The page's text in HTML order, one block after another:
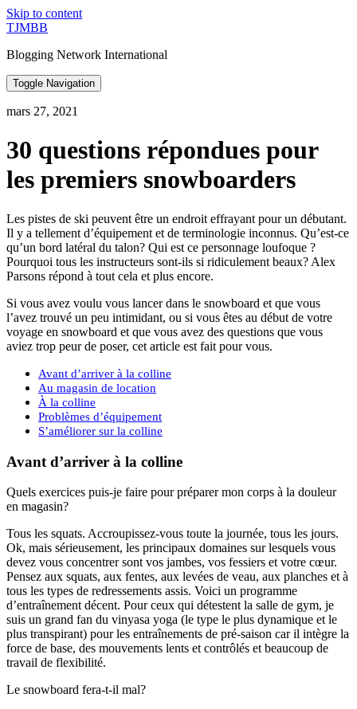
Skip to content
TJMBB
Blogging Network International
Toggle Navigation
mars 27, 2021
30 questions répondues pour
les premiers snowboarders
Les pistes de ski peuvent être un endroit effrayant pour un débutant.
Il y a tellement d’équipement et de terminologie inconnus. Qu’est-ce
qu’un bord latéral du talon? Qui est ce personnage loufoque ?
Pourquoi tous les instructeurs sont-ils si ridiculement beaux? Alex
Parsons répond à tout cela et plus encore.
Si vous avez voulu vous lancer dans le snowboard et que vous
l’avez trouvé un peu intimidant, ou si vous êtes au début de votre
voyage en snowboard et que vous avez des questions que vous
aviez trop peur de poser, cet article est fait pour vous.
Avant d’arriver à la colline
Au magasin de location
À la colline
Problèmes d’équipement
S’améliorer sur la colline
Avant d’arriver à la colline
Quels exercices puis-je faire pour préparer mon corps à la douleur
en magasin?
Tous les squats. Accroupissez-vous toute la journée, tous les jours.
Ok, mais sérieusement, les principaux domaines sur lesquels vous
devez vous concentrer sont vos jambes, vos fessiers et votre cœur.
Pensez aux squats, aux fentes, aux levées de veau, aux planches et à
tous les types de redressements assis. Voici un programme
d’entraînement décent. Pour ceux qui détestent la salle de gym, je
suis un grand fan du vinyasa yoga (le type le plus dynamique et le
plus transpirant) pour les entraînements de pré-saison car il intègre la
force de base, des mouvements lents et contrôlés et beaucoup de
travail de flexibilité.
Le snowboard fera-t-il mal?